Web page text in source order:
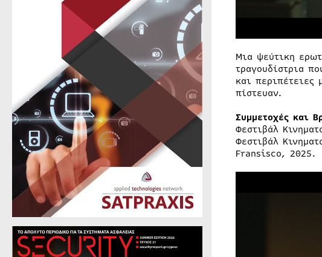
Μια ψεύτικη
τραγουδίστρια
και περιπέτειες
πίστευαν.
Συμμετοχές και
Φεστιβάλ
Φεστιβάλ
Fransisco, 2025.